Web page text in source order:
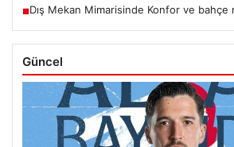
■Dış Mekan Mimarisinde Konfor ve bahçe
Güncel